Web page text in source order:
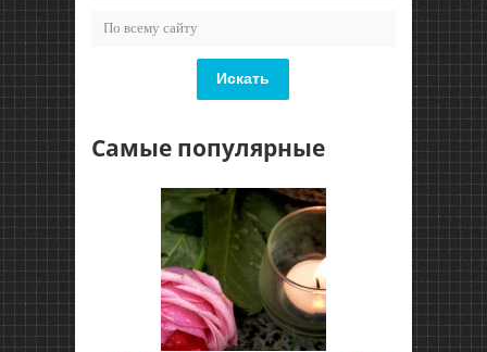
Искать
Самые популярные